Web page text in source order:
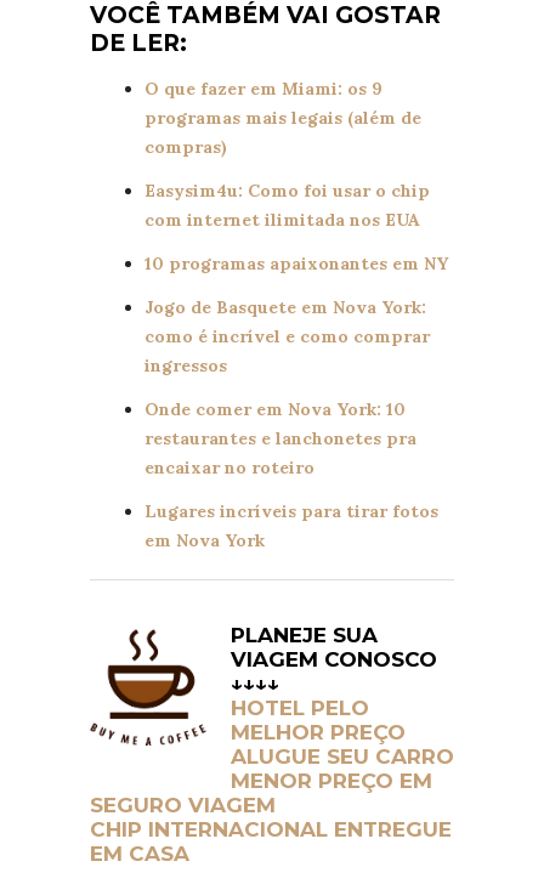
VOCÊ TAMBÉM VAI GOSTAR
DE LER:
O que fazer em Miami: os 9
programas mais legais (além de
compras)
Easysim4u: Como foi usar o chip
com internet ilimitada nos EUA
10 programas apaixonantes em NY
Jogo de Basquete em Nova York:
como é incrível e como comprar
ingressos
Onde comer em Nova York: 10
restaurantes e lanchonetes pra
encaixar no roteiro
Lugares incríveis para tirar fotos
em Nova York
PLANEJE SUA
VIAGEM CONOSCO
↓↓↓↓
HOTEL PELO
MELHOR PREÇO
ALUGUE SEU CARRO
MENOR PREÇO EM
SEGURO VIAGEM
CHIP INTERNACIONAL ENTREGUE
EM CASA